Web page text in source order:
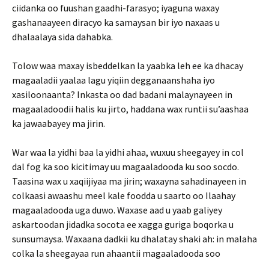
ciidanka oo fuushan gaadhi-farasyo; iyaguna waxay
gashanaayeen diracyo ka samaysan bir iyo naxaas u
dhalaalaya sida dahabka.
Tolow waa maxay isbeddelkan la yaabka leh ee ka dhacay
magaaladii yaalaa lagu yiqiin degganaanshaha iyo
xasiloonaanta? Inkasta oo dad badani malaynayeen in
magaaladoodii halis ku jirto, haddana wax runtii su’aashaa
ka jawaabayey ma jirin.
War waa la yidhi baa la yidhi ahaa, wuxuu sheegayey in col
dal fog ka soo kicitimay uu magaaladooda ku soo socdo.
Taasina wax u xaqiijiyaa ma jirin; waxayna sahadinayeen in
colkaasi awaashu meel kale foodda u saarto oo Ilaahay
magaaladooda uga duwo. Waxase aad u yaab galiyey
askartoodan jidadka socota ee xagga guriga boqorka u
sunsumaysa. Waxaana dadkii ku dhalatay shaki ah: in malaha
colka la sheegayaa run ahaantii magaaladooda soo